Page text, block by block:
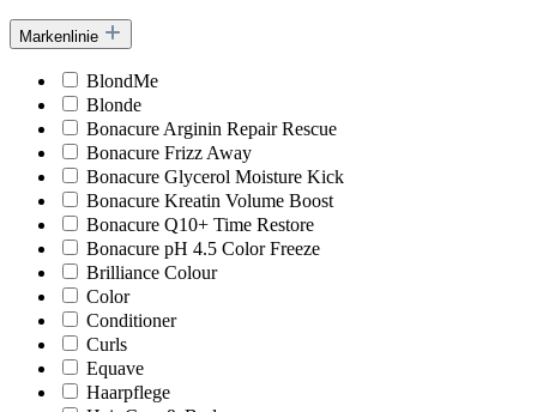
Markenlinie
BlondMe
Blonde
Bonacure Arginin Repair Rescue
Bonacure Frizz Away
Bonacure Glycerol Moisture Kick
Bonacure Kreatin Volume Boost
Bonacure Q10+ Time Restore
Bonacure pH 4.5 Color Freeze
Brilliance Colour
Color
Conditioner
Curls
Equave
Haarpflege